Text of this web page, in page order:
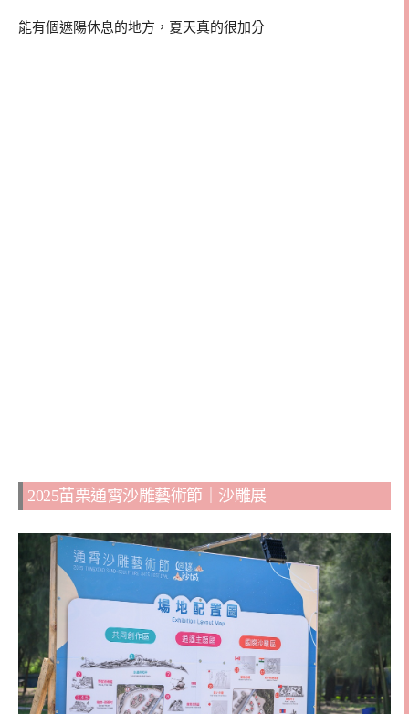
能有個遮陽休息的地方，夏天真的很加分
2025苗栗通霄沙雕藝術節｜沙雕展